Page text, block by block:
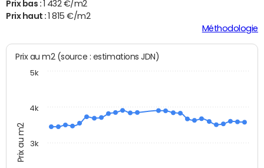
Prix bas : 1 432 €/m2
Prix haut :1 815 €/m2
Méthodologie
Prix au m2
Prix au m2 (source : estimations JDN)
3k
4k
5k